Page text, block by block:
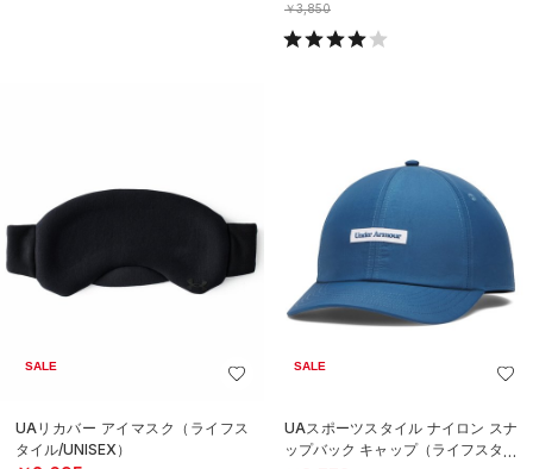
￥3,850
SALE
UAリカバー アイマスク（ライフス
タイル/UNISEX）
SALE
UAスポーツスタイル ナイロン スナ
ップバック キャップ（ライフスタイ